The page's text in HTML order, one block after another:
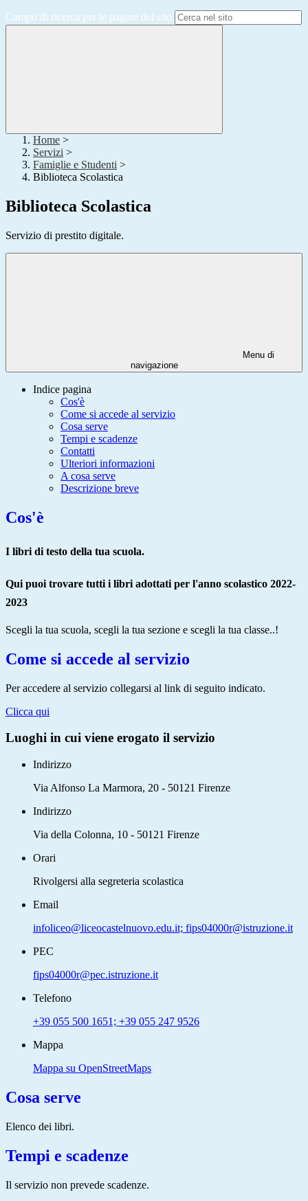
Campo di ricerca per le pagine del sito
Home >
Servizi >
Famiglie e Studenti >
Biblioteca Scolastica
Biblioteca Scolastica
Servizio di prestito digitale.
Menu di
navigazione
Indice pagina
Cos'è
Come si accede al servizio
Cosa serve
Tempi e scadenze
Contatti
Ulteriori informazioni
A cosa serve
Descrizione breve
Cos'è
I libri di testo della tua scuola.
Qui puoi trovare tutti i libri adottati per l'anno scolastico 2022-
2023
Scegli la tua scuola, scegli la tua sezione e scegli la tua classe..!
Come si accede al servizio
Per accedere al servizio collegarsi al link di seguito indicato.
Clicca qui
Luoghi in cui viene erogato il servizio
Indirizzo
Via Alfonso La Marmora, 20 - 50121 Firenze
Indirizzo
Via della Colonna, 10 - 50121 Firenze
Orari
Rivolgersi alla segreteria scolastica
Email
infoliceo@liceocastelnuovo.edu.it; fips04000r@istruzione.it
PEC
fips04000r@pec.istruzione.it
Telefono
+39 055 500 1651; +39 055 247 9526
Mappa
Mappa su OpenStreetMaps
Cosa serve
Elenco dei libri.
Tempi e scadenze
Il servizio non prevede scadenze.